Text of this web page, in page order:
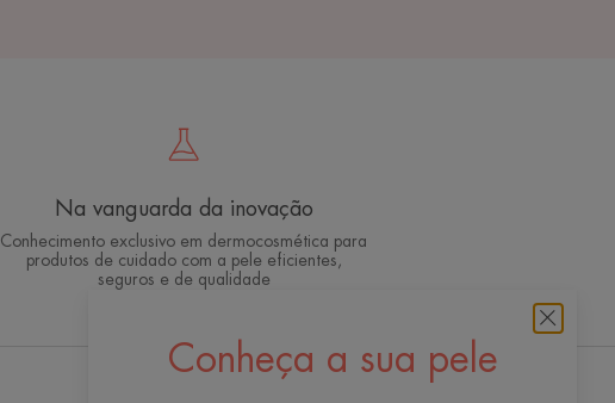
Conheça a sua pele
Na vanguarda da inovação
Conhecimento exclusivo em dermocosmética para
produtos de cuidado com a pele eficientes,
seguros e de qualidade